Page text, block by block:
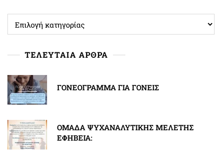
ΤΕΛΕΥΤΑΙΑ ΑΡΘΡΑ
ΓΟΝΕΟΓΡΑΜΜΑ ΓΙΑ ΓΟΝΕΙΣ
ΟΜΑΔΑ ΨΥΧΑΝΑΛΥΤΙΚΗΣ ΜΕΛΕΤΗΣ
ΕΦΗΒΕΙΑ: